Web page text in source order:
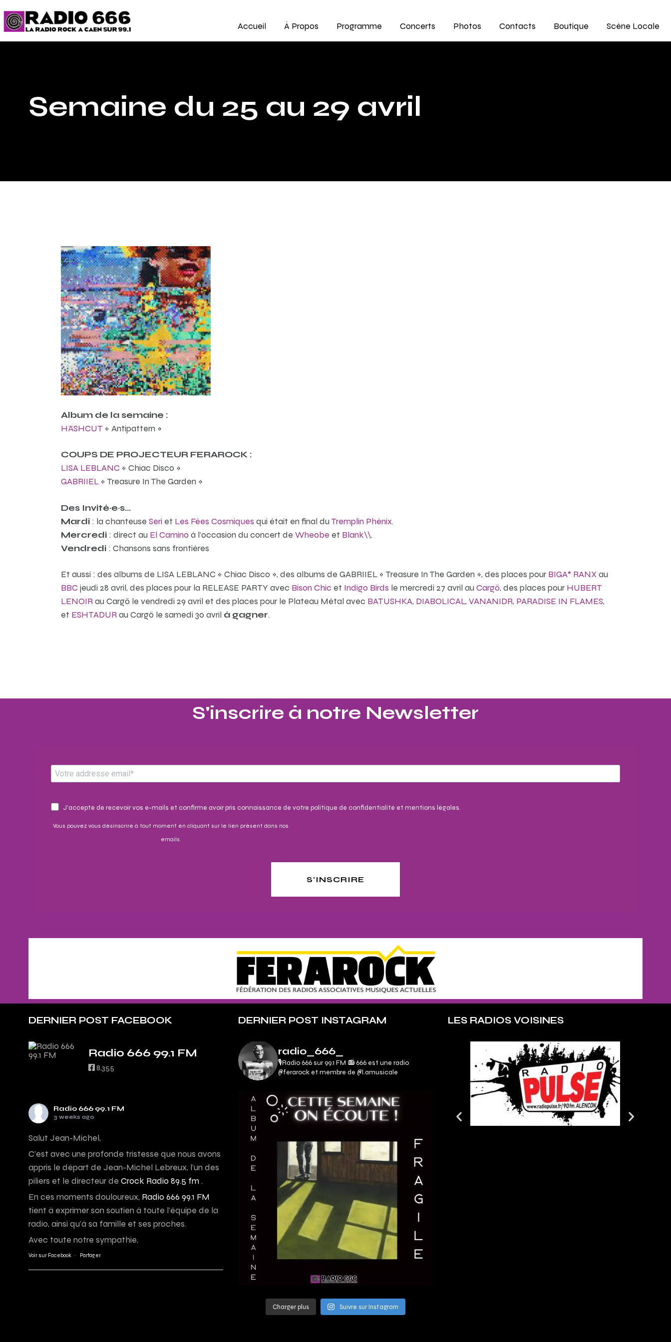
Accueil À Propos Programme Concerts Photos Contacts Boutique Scène Locale
Semaine du 25 au 29 avril
Album de la semaine :
HÄSHCUT « Antipattern »
COUPS DE PROJECTEUR FERAROCK :
LISA LEBLANC « Chiac Disco »
GABRIIEL « Treasure In The Garden »
Des Invité·e·s…
Mardi : la chanteuse Seri et Les Fées Cosmiques qui était en final du Tremplin Phénix.
Mercredi : direct au El Camino à l’occasion du concert de Wheobe et Blank\\.
Vendredi : Chansons sans frontières
Et aussi : des albums de LISA LEBLANC « Chiac Disco », des albums de GABRIIEL « Treasure In The Garden », des places pour BIGA* RANX au
BBC jeudi 28 avril, des places pour la RELEASE PARTY avec Bison Chic et Indigo Birds le mercredi 27 avril au Cargö, des places pour HUBERT
LENOIR au Cargö le vendredi 29 avril et des places pour le Plateau Métal avec BATUSHKA, DIABOLICAL, VANANIDR, PARADISE IN FLAMES,
et ESHTADUR au Cargö le samedi 30 avril à gagner.
S'inscrire à notre Newsletter​
J'accepte de recevoir vos e-mails et confirme avoir pris connaissance de votre politique de confidentialité et mentions légales.
Vous pouvez vous désinscrire à tout moment en cliquant sur le lien présent dans nos
emails.
S'INSCRIRE
DERNIER POST FACEBOOK
Radio 666 99.1 FM
8,355
Radio 666 99.1 FM
3 weeks ago
Salut Jean-Michel,
C’est avec une profonde tristesse que nous avons
appris le départ de Jean-Michel Lebreux, l’un des
piliers et le directeur de Crock Radio 89.5 fm .
En ces moments douloureux, Radio 666 99.1 FM
tient à exprimer son soutien à toute l’équipe de la
radio, ainsi qu’à sa famille et ses proches.
Avec toute notre sympathie,
Voir sur Facebook · Partager
DERNIER POST INSTAGRAM
radio_666_
🎙Radio 666 sur 99.1 FM 📻666 est une radio
@ferarock et membre de @l.amusicale
Charger plus Suivre sur Instagram
LES RADIOS VOISINES